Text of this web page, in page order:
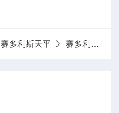
赛多利斯天平 赛多利斯百分之一天平